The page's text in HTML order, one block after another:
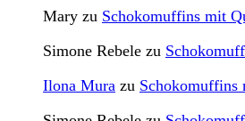
Mary zu Schokomuffins mit
Simone Rebele zu
Ilona Mura zu Schokomuffins